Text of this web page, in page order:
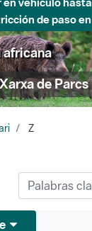
de paso
africana
de
Z